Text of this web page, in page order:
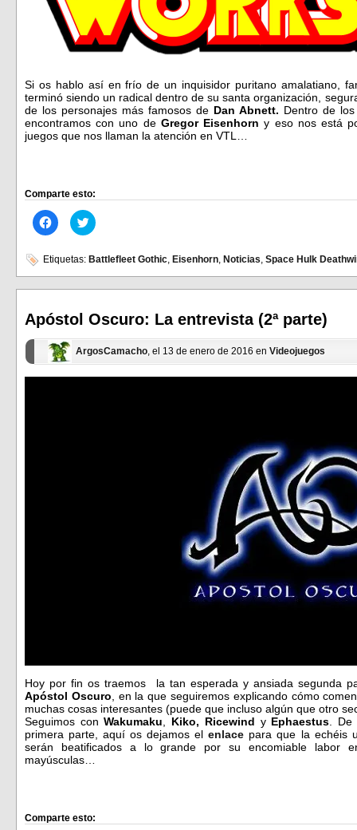
Si os hablo así en frío de un inquisidor puritano amalatiano,
terminó siendo un radical dentro de su santa organización,
de los personajes más famosos de Dan Abnett. Dentro de
encontramos con uno de Gregor Eisenhorn y eso nos está
juegos que nos llaman la atención en VTL…
Comparte esto:
Haz
clic
en
Facebook
(Se
abre
ventana
nueva)
Haz
clic
en
(Se
abre
ventana
nueva)
Etiquetas: Battlefleet Gothic, Eisenhorn, Noticias, Space Hulk
Apóstol Oscuro: La entrevista (2ª parte)
ArgosCamacho , el 13 de enero de 2016 en Videojuegos
Hoy por fin os traemos la tan esperada y ansiada segunda
Apóstol Oscuro , en la que seguiremos explicando cómo
muchas cosas interesantes (puede que incluso algún que otro
Seguimos conWakumaku Kiko, Ricewind y Ephaestus .
primera parte, aquí os dejamos elenlace para que la echéis
serán beatificados a lo grande por su encomiable labor
mayúsculas…
Comparte esto: